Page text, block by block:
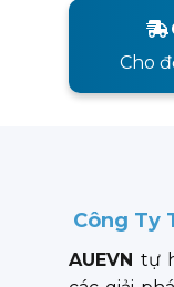
Cho
Công Ty
AUEVN tự